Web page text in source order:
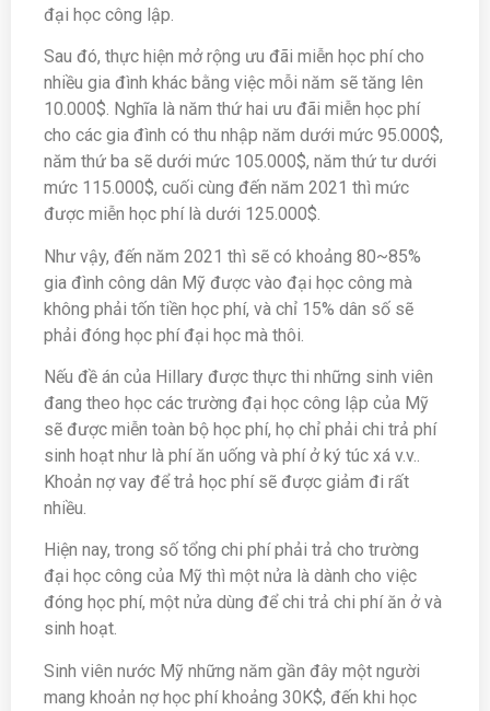
đại học công lập.
Sau đó, thực hiện mở rộng ưu đãi miễn học phí cho
nhiều gia đình khác bằng việc mỗi năm sẽ tăng lên
10.000$. Nghĩa là năm thứ hai ưu đãi miễn học phí
cho các gia đình có thu nhập năm dưới mức 95.000$,
năm thứ ba sẽ dưới mức 105.000$, năm thứ tư dưới
mức 115.000$, cuối cùng đến năm 2021 thì mức
được miễn học phí là dưới 125.000$.
Như vậy, đến năm 2021 thì sẽ có khoảng 80~85%
gia đình công dân Mỹ được vào đại học công mà
không phải tốn tiền học phí, và chỉ 15% dân số sẽ
phải đóng học phí đại học mà thôi.
Nếu đề án của Hillary được thực thi những sinh viên
đang theo học các trường đại học công lập của Mỹ
sẽ được miễn toàn bộ học phí, họ chỉ phải chi trả phí
sinh hoạt như là phí ăn uống và phí ở ký túc xá v.v..
Khoản nợ vay để trả học phí sẽ được giảm đi rất
nhiều.
Hiện nay, trong số tổng chi phí phải trả cho trường
đại học công của Mỹ thì một nửa là dành cho việc
đóng học phí, một nửa dùng để chi trả chi phí ăn ở và
sinh hoạt.
Sinh viên nước Mỹ những năm gần đây một người
mang khoản nợ học phí khoảng 30K$, đến khi học